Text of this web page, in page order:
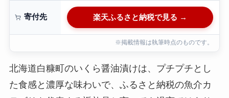
寄付先 楽天ふるさと納税で見る →
※掲載情報は執筆時点のものです。
北海道白糠町のいくら醤油漬けは、プチプチとし
た食感と濃厚な味わいで、ふるさと納税の魚介カ